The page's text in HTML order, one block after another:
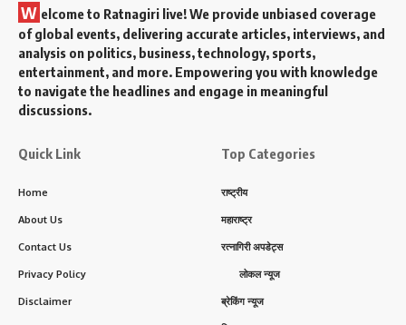
W elcome to Ratnagiri live! We provide unbiased coverage
of global events, delivering accurate articles, interviews, and
analysis on politics, business, technology, sports,
entertainment, and more. Empowering you with knowledge
to navigate the headlines and engage in meaningful
discussions.
Quick Link
Home
About Us
Contact Us
Privacy Policy
Disclaimer
Top Categories
राष्ट्रीय
महाराष्ट्र
रत्नागिरी अपडेट्स
लोकल न्यूज
ब्रेकिंग न्यूज